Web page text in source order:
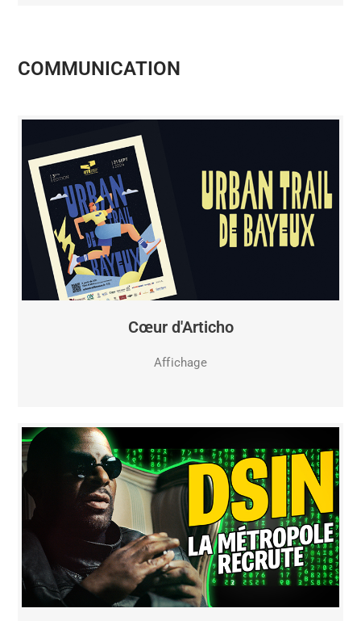
COMMUNICATION
Cœur d'Articho
Affichage